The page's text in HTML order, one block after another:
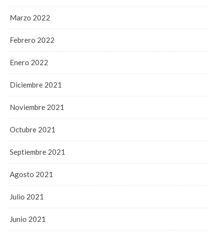
Marzo 2022
Febrero 2022
Enero 2022
Diciembre 2021
Noviembre 2021
Octubre 2021
Septiembre 2021
Agosto 2021
Julio 2021
Junio 2021